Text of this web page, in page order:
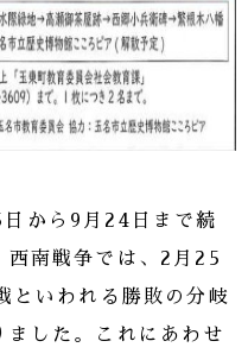
から9月24日まで続
西南戦争では、2月25
といわれる勝敗の分岐
ました。これにあわせ